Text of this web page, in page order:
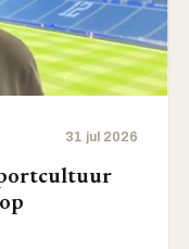
31 jul 2026